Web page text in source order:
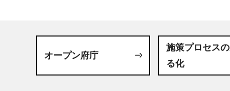
オープン府庁
施策プロセスの
る化